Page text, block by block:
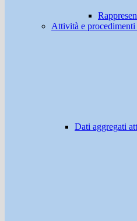
Attività e procedimenti
Dati aggregati